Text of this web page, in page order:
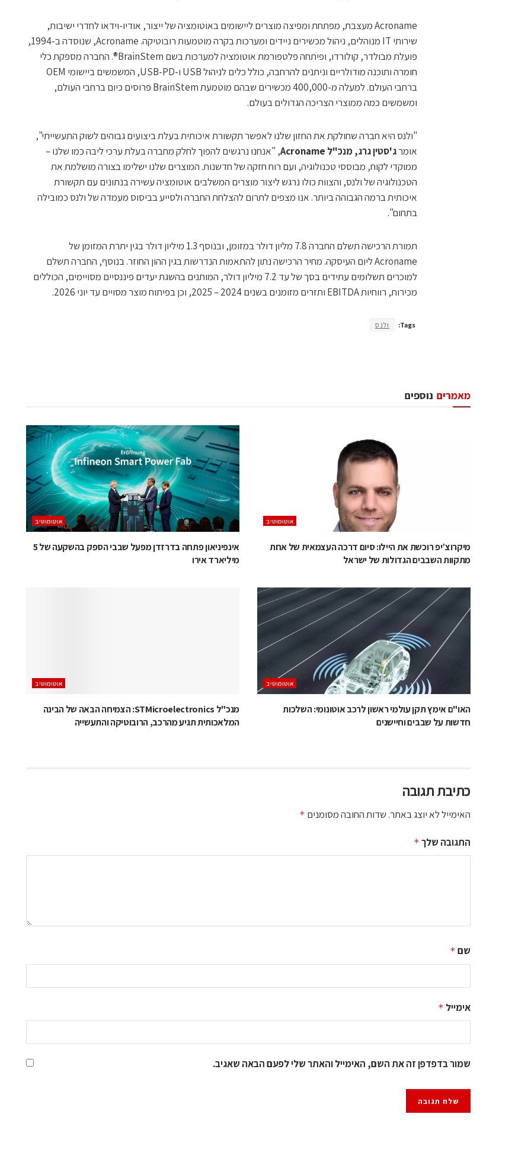
Acroname מעצבת, מפתחת ומפיצה מוצרים ליישומים באוטומציה של ייצור, אודיו-וידאו לחדרי ישיבות,
שירותי IT מנוהלים, ניהול מכשירים ניידים ומערכות בקרה מוטמעות רובוטיקה. Acroname, שנוסדה ב-1994,
פועלת מבולדר, קולורדו, ופיתחה פלטפורמת אוטומציה למערכות בשם BrainStem®. החברה מספקת כלי
חומרה ותוכנה מודולריים וניתנים להרחבה, כולל כלים לניהול USB ו-USB-PD, המשמשים ביישומי OEM
ברחבי העולם. למעלה מ-400,000 מכשירים שבהם מוטמעת BrainStem פרוסים כיום ברחבי העולם,
ומשמשים כמה ממוצרי הצריכה הגדולים בעולם.
"ולנס היא חברה שחולקת את החזון שלנו לאפשר תקשורת איכותית בעלת ביצועים גבוהים לשוק התעשייתי",
אומרג'סטין גרג, מנכ"ל Acroname, "אנחנו נרגשים להפוך לחלק מחברה בעלת ערכי ליבה כמו שלנו –
ממוקדי לקוח, מבוססי טכנולוגיה, ועם רוח חזקה של חדשנות. המוצרים שלנו ישלימו בצורה מושלמת את
הטכנולוגיה של ולנס, והצוות כולו נרגש ליצור מוצרים המשלבים אוטומציה עשירה בנתונים עם תקשורת
איכותית ברמה הגבוהה ביותר. אנו מצפים לתרום להצלחת החברה ולסייע בביסוס מעמדה של ולנס כמובילה
בתחום".
תמורת הרכישה תשלם החברה 7.8 מליון דולר במזומן, ובנוסף 1.3 מיליון דולר בגין יתרת המזומן של
Acroname ליום העיסקה. מחיר הרכישה נתון להתאמות הנדרשות בגין ההון החוזר. בנוסף, החברה תשלם
למוכרים תשלומים עתידים בסך של עד 7.2 מיליון דולר, המותנים בהשגת יעדים פיננסיים מסויימים, הכוללים
מכירות, רווחיות EBITDA ותזרים מזומנים בשנים 2024 – 2025, וכן בפיתוח מוצר מסויים עד יוני 2026.
Tags: ולנס
נוספים מאמרים
אוטומוטיב
מיקרוצ’יפ רוכשת את היילו: סיום דרכה העצמאית של אחת
מתקוות השבבים הגדולות של ישראל
אוטומוטיב
אינפיניאון פתחה בדרזדן מפעל שבבי הספק בהשקעה של 5
מיליארד אירו
אוטומוטיב
האו"ם אימץ תקן עולמי ראשון לרכב אוטונומי: השלכות
חדשות על שבבים וחיישנים
אוטומוטיב
מנכ"ל STMicroelectronics: הצמיחה הבאה של הבינה
המלאכותית תגיע מהרכב, הרובוטיקה והתעשייה
כתיבת תגובה
האימייל לא יוצג באתר.שדות החובה מסומנים *
התגובה שלך *
שם *
אימייל *
שמור בדפדפן זה את השם, האימייל והאתר שלי לפעם הבאה שאגיב.